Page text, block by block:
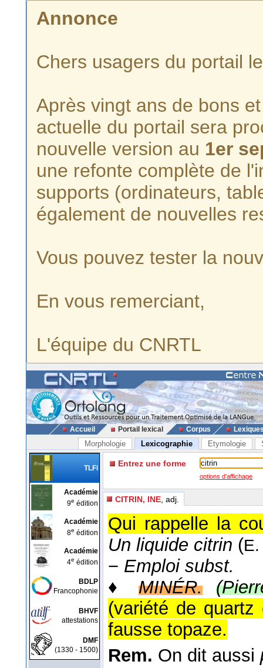
Annonce
Chers usagers du portail
Après vingt ans de bons
actuelle du portail sera
nouvelle version au 1er
une refonte complète de
supports (ordinateurs,
également de nouvelles
Vous pouvez tester la
En vous remerciant,
L'équipe du CNRTL
Accueil Portail lexical Corpus
Morphologie Lexicographie Etymologie
TLFi
Académie
9e édition
Académie
8e édition
Académie
4e édition
BDLP
Francophonie
BHVF
attestations
DMF
(1330 - 1500)
Entrez une forme
options d'affichage
CITRIN, INE , adj.
Qui rappelle la
Un liquide citrin (
− Emploi subst.
♦MINÉR.
(variété de quartz
fausse topaze.
Rem. On dit aussi